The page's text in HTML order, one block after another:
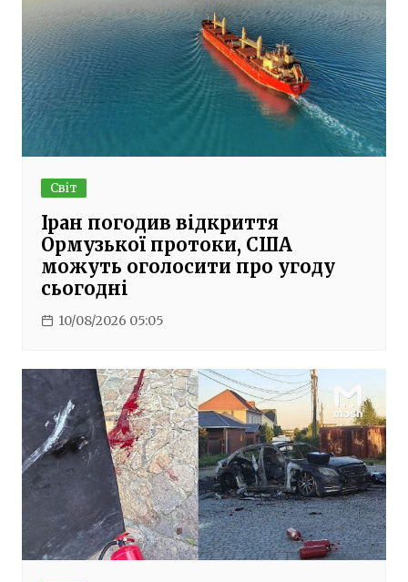
Світ
Іран погодив відкриття
Ормузької протоки, США
можуть оголосити про угоду
сьогодні
10/08/2026 05:05